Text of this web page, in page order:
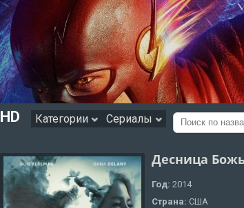
HD Категории Сериалы
Десница
Год: 2014
Страна: США